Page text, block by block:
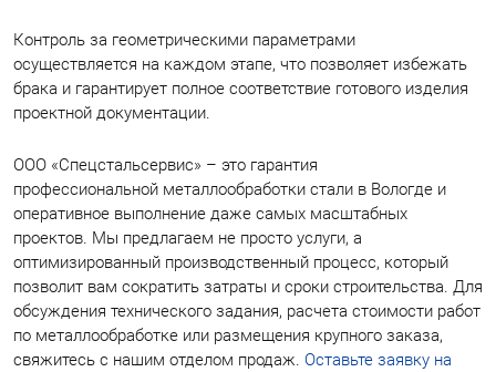
Контроль за геометрическими параметрами
осуществляется на каждом этапе, что позволяет избежать
брака и гарантирует полное соответствие готового изделия
проектной документации.
ООО «Спецстальсервис» – это гарантия
профессиональной металлообработки стали в Вологде и
оперативное выполнение даже самых масштабных
проектов. Мы предлагаем не просто услуги, а
оптимизированный производственный процесс, который
позволит вам сократить затраты и сроки строительства. Для
обсуждения технического задания, расчета стоимости работ
по металлообработке или размещения крупного заказа,
свяжитесь с нашим отделом продаж. Оставьте заявку на